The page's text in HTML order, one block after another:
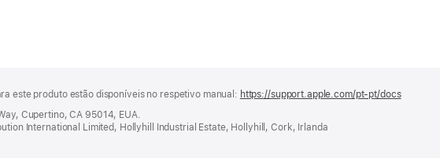
este produto estão disponíveis no respetivo manual: https://support.apple.com/pt-pt/docs(abre
Cupertino, CA 95014, EUA.
International Limited, Hollyhill Industrial Estate, Hollyhill, Cork, Irlanda